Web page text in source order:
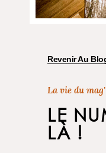
Revenir Au
La vie du mag'
LE
LÀ !